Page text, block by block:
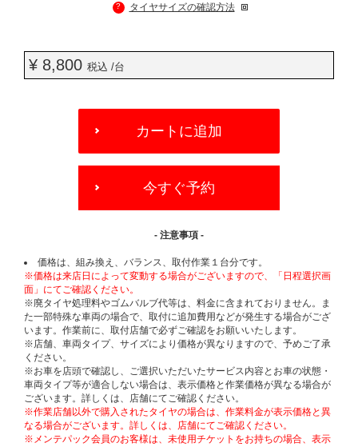
? タイヤサイズの確認方法
¥ 8,800 税込 /台
OPTIONS
カートに追加
今すぐ予約
- 注意事項 -
価格は、組み換え、バランス、取付作業１台分です。
※価格は来店日によって変動する場合がございますので、「日程選択画
面」にてご確認ください。
※廃タイヤ処理料やゴムバルブ代等は、料金に含まれておりません。ま
た一部特殊な車両の場合で、取付に追加費用などが発生する場合がござ
います。作業前に、取付店舗で必ずご確認をお願いいたします。
※店舗、車両タイプ、サイズにより価格が異なりますので、予めご了承
ください。
※お車を店頭で確認し、ご選択いただいたサービス内容とお車の状態・
車両タイプ等が適合しない場合は、表示価格と作業価格が異なる場合が
ございます。詳しくは、店舗にてご確認ください。
※作業店舗以外で購入されたタイヤの場合は、作業料金が表示価格と異
なる場合がございます。詳しくは、店舗にてご確認ください。
※メンテパック会員のお客様は、未使用チケットをお持ちの場合、表示